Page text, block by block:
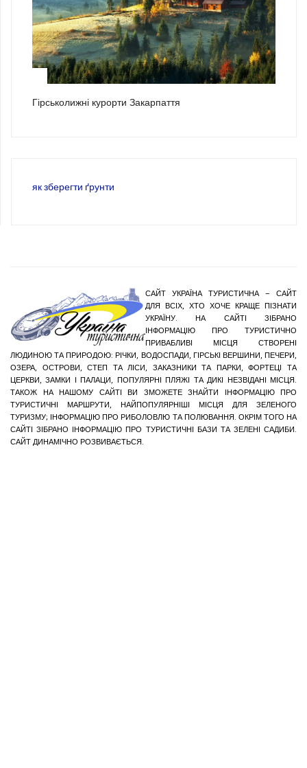
Гірськолижні курорти Закарпаття
як зберегти ґрунти
САЙТ УКРАЇНА ТУРИСТИЧНА – САЙТ
ДЛЯ ВСІХ, ХТО ХОЧЕ КРАЩЕ ПІЗНАТИ
УКРАЇНУ. НА САЙТІ ЗІБРАНО
ІНФОРМАЦІЮ ПРО ТУРИСТИЧНО
ПРИВАБЛИВІ МІСЦЯ СТВОРЕНІ
ЛЮДИНОЮ ТА ПРИРОДОЮ: РІЧКИ, ВОДОСПАДИ, ГІРСЬКІ ВЕРШИНИ, ПЕЧЕРИ,
ОЗЕРА, ОСТРОВИ, СТЕП ТА ЛІСИ, ЗАКАЗНИКИ ТА ПАРКИ, ФОРТЕЦІ ТА
ЦЕРКВИ, ЗАМКИ І ПАЛАЦИ, ПОПУЛЯРНІ ПЛЯЖІ ТА ДИКІ НЕЗВІДАНІ МІСЦЯ.
ТАКОЖ НА НАШОМУ САЙТІ ВИ ЗМОЖЕТЕ ЗНАЙТИ ІНФОРМАЦІЮ ПРО
ТУРИСТИЧНІ МАРШРУТИ, НАЙПОПУЛЯРНІШІ МІСЦЯ ДЛЯ ЗЕЛЕНОГО
ТУРИЗМУ; ІНФОРМАЦІЮ ПРО РИБОЛОВЛЮ ТА ПОЛЮВАННЯ. ОКРІМ ТОГО НА
САЙТІ ЗІБРАНО ІНФОРМАЦІЮ ПРО ТУРИСТИЧНІ БАЗИ ТА ЗЕЛЕНІ САДИБИ.
САЙТ ДИНАМІЧНО РОЗВИВАЄТЬСЯ.